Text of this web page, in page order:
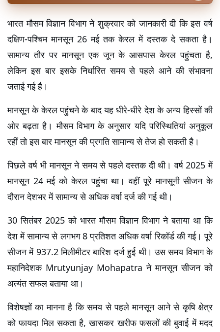
भारत मौसम विज्ञान विभाग ने शुक्रवार को जानकारी दी कि इस वर्ष
दक्षिण-पश्चिम मानसून 26 मई तक केरल में दस्तक दे सकता है।
सामान्य तौर पर मानसून एक जून के आसपास केरल पहुंचता है,
लेकिन इस बार इसके निर्धारित समय से पहले आने की संभावना
जताई गई है।
मानसून के केरल पहुंचने के बाद यह धीरे-धीरे देश के अन्य हिस्सों की
ओर बढ़ता है। मौसम विभाग के अनुसार यदि परिस्थितियां अनुकूल
रहीं तो इस बार मानसून की प्रगति सामान्य से तेज हो सकती है।
पिछले वर्ष भी मानसून ने समय से पहले दस्तक दी थी। वर्ष 2025 में
मानसून 24 मई को केरल पहुंचा था। वहीं पूरे मानसूनी सीजन के
दौरान देशभर में सामान्य से अधिक वर्षा दर्ज की गई थी।
30 सितंबर 2025 को भारत मौसम विज्ञान विभाग ने बताया था कि
देश में सामान्य से लगभग 8 प्रतिशत अधिक वर्षा रिकॉर्ड की गई। पूरे
सीजन में 937.2 मिलीमीटर बारिश दर्ज हुई थी। उस समय विभाग के
महानिदेशक Mrutyunjay Mohapatra ने मानसून सीजन को
अत्यंत सफल बताया था।
विशेषज्ञों का मानना है कि समय से पहले मानसून आने से कृषि क्षेत्र
को फायदा मिल सकता है, खासकर खरीफ फसलों की बुवाई में मदद